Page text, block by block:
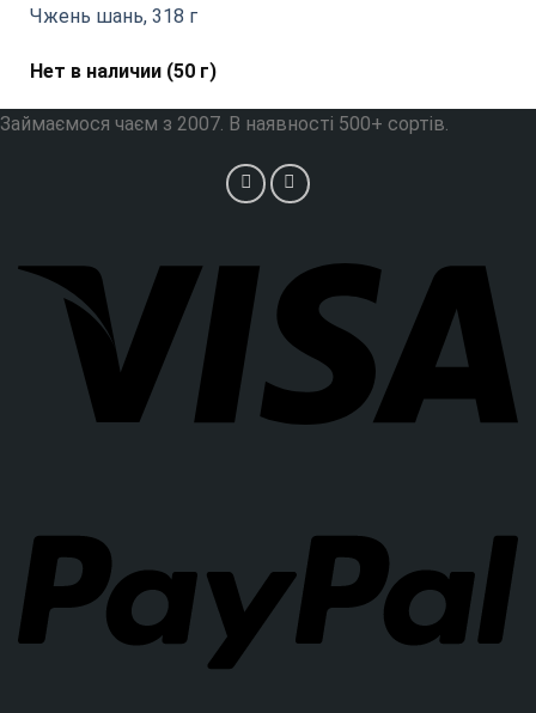
Чжень шань, 318 г
Нет в наличии (50 г)
Займаємося чаєм з 2007. В наявності 500+ сортів.